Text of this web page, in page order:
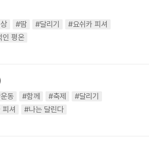
#땀 #달리기
#요쉬카 피셔
인 평온
동 #함께 #축제
#달리기
셔 #나는 달린다